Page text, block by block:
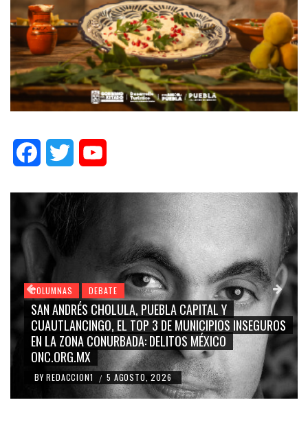
FacebookTwitter
COLUMNAS DEBATE
GRACE PALOMARES, NAY SALVATORI, SERGIO MAYER,
CARMEN SALINAS “LA CORCHOLATA”, CUAUHTÉMOC
BLANCO, SILVIA PINAL: LA TRIVIALIZACIÓN Y
RIDICULIZACIÓN DE LA REPRESENTACIÓN CIUDADANA
BY REDACCION1 / 4 AGOSTO, 2026